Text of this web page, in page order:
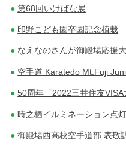
第68回いけばな展
印野こども園卒園記念植栽
なえなのさんが御殿場応援
空手道 Karatedo Mt.Fuji
50周年「2022三井住友VISA
時之栖イルミネーション点
御殿場西高校空手道部 表敬